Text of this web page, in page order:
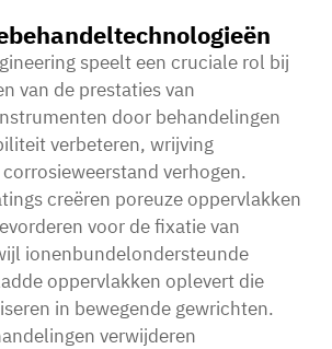
speelt een cruciale rol bij
van de prestaties van
door behandelingen
verbeteren, wrijving
verhogen.
creëren poreuze oppervlakken
voor de fixatie van
ionenbundelondersteunde
oppervlakken oplevert die
in bewegende gewrichten.
verwijderen